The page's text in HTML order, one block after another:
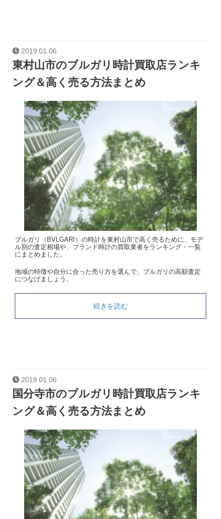
2019.01.06
東村山市のブルガリ時計買取店ランキ
ング＆高く売る方法まとめ
ブルガリ（BVLGARI）の時計を東村山市で高く売るために、モデ
ル別の査定相場や、ブランド時計の買取業者をランキング・一覧
にまとめました。
地域の特徴や自分に合った売り方を選んで、ブルガリの高額査定
につなげましょう。
続きを読む
2019.01.06
国分寺市のブルガリ時計買取店ランキ
ング＆高く売る方法まとめ